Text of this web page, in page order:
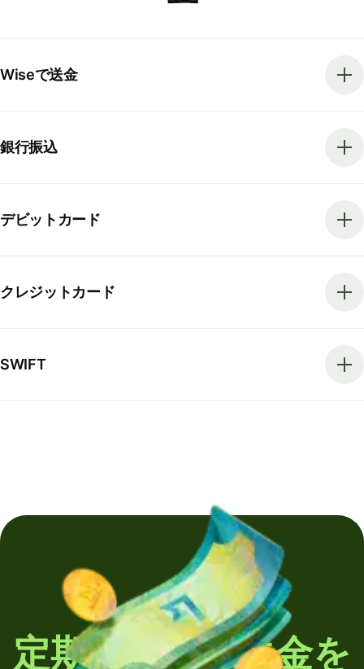
Wiseで送金
銀行振込
デビットカード
クレジットカード
SWIFT
定期的に海外送金を